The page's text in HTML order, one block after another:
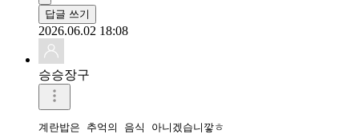
답글 쓰기
2026.06.02 18:08
승승장구
계란밥은 추억의 음식 아니겠습니깧ㅎ